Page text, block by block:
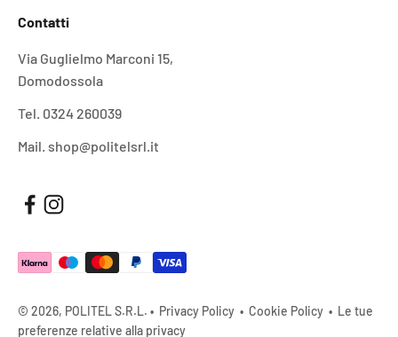
Contatti
Via Guglielmo Marconi 15,
Domodossola
Tel. 0324 260039
Mail. shop@politelsrl.it
© 2026, POLITEL S.R.L. • Privacy Policy • Cookie Policy • Le tue
preferenze relative alla privacy